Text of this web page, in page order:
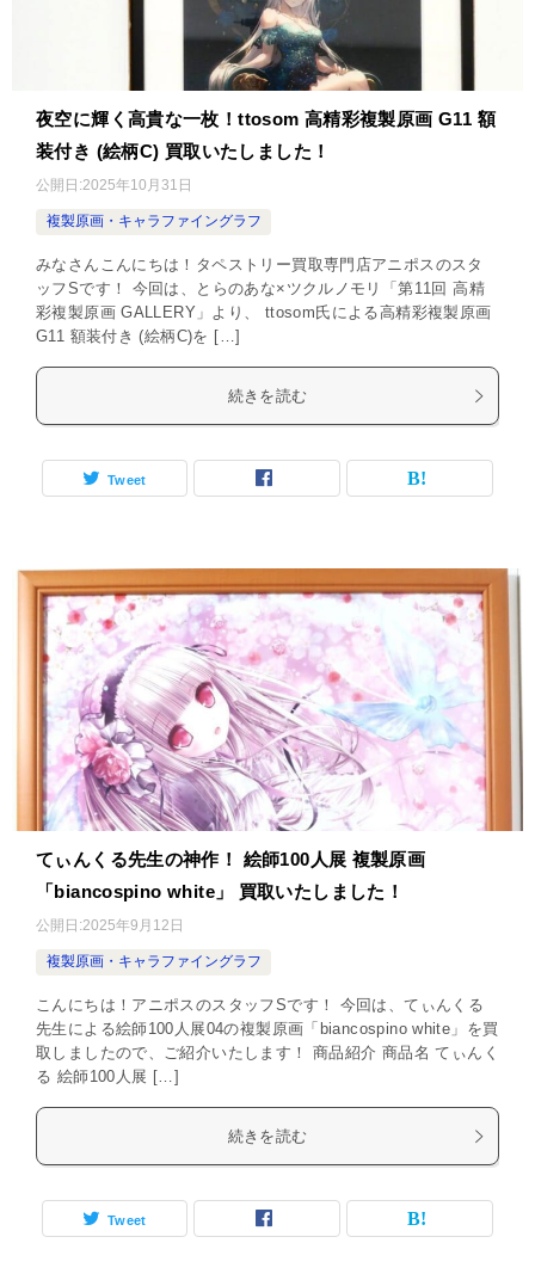
夜空に輝く高貴な一枚！ttosom 高精彩複製原画 G11 額
装付き (絵柄C) 買取いたしました！
公開日:2025年10月31日
複製原画・キャラファイングラフ
みなさんこんにちは！タペストリー買取専門店アニポスのスタ
ッフSです！ 今回は、とらのあな×ツクルノモリ「第11回 高精
彩複製原画 GALLERY」より、 ttosom氏による高精彩複製原画
G11 額装付き (絵柄C)を […]
続きを読む
Tweet
てぃんくる先生の神作！ 絵師100人展 複製原画
「biancospino white」 買取いたしました！
公開日:2025年9月12日
複製原画・キャラファイングラフ
こんにちは！アニポスのスタッフSです！ 今回は、てぃんくる
先生による絵師100人展04の複製原画「biancospino white」を買
取しましたので、ご紹介いたします！ 商品紹介 商品名 てぃんく
る 絵師100人展 […]
続きを読む
Tweet